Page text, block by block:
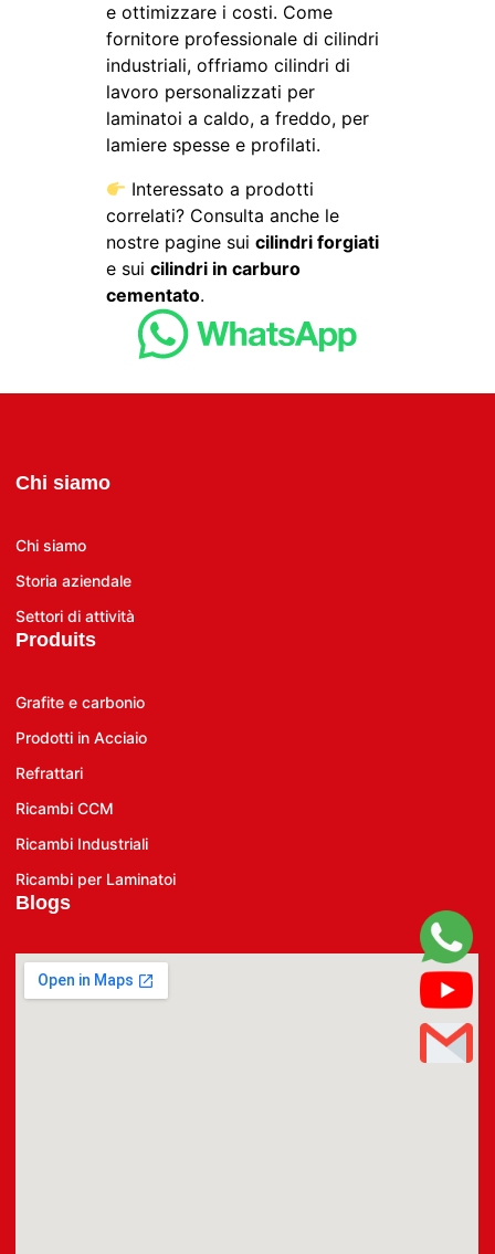
e ottimizzare i costi. Come
fornitore professionale di cilindri
industriali, offriamo cilindri di
lavoro personalizzati per
laminatoi a caldo, a freddo, per
lamiere spesse e profilati.
Interessato a prodotti
correlati? Consulta anche le
nostre pagine sui cilindri forgiati
e sui cilindri in carburo
cementato.
Chi siamo
Chi siamo
Storia aziendale
Settori di attività
Produits
Grafite e carbonio
Prodotti in Acciaio
Refrattari
Ricambi CCM
Ricambi Industriali
Ricambi per Laminatoi
Blogs